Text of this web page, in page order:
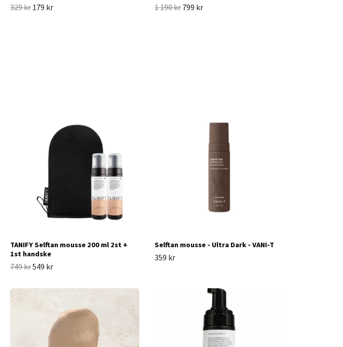
329 kr 179 kr 1 190 kr 799 kr
TANIFY Selftan mousse 200 ml 2st +
1st handske
749 kr549 kr
Selftan mousse - Ultra Dark - VANI-T
359 kr